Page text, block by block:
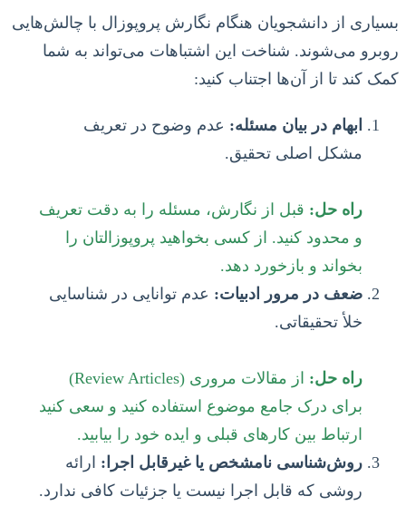
بسیاری از دانشجویان هنگام نگارش پروپوزال با چالش‌هایی
روبرو می‌شوند. شناخت این اشتباهات می‌تواند به شما
کمک کند تا از آن‌ها اجتناب کنید:
ابهام در بیان مسئله: عدم وضوح در تعریف
مشکل اصلی تحقیق.
راه حل: قبل از نگارش، مسئله را به دقت تعریف
و محدود کنید. از کسی بخواهید پروپوزالتان را
بخواند و بازخورد دهد.
ضعف در مرور ادبیات: عدم توانایی در شناسایی
خلأ تحقیقاتی.
راه حل:
از مقالات مروری (Review Articles)
برای درک جامع موضوع استفاده کنید و سعی کنید
ارتباط بین کارهای قبلی و ایده خود را بیابید.
روش‌شناسی نامشخص یا غیرقابل اجرا: ارائه
روشی که قابل اجرا نیست یا جزئیات کافی ندارد.